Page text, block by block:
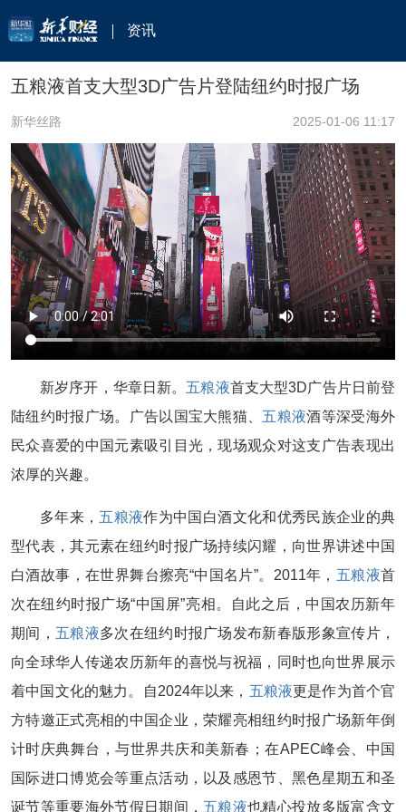
资讯
五粮液首支大型3D广告片登陆纽约时报广场
新华丝路 2025-01-06 11:17
新岁序开，华章日新。 五粮液首支大型3D广告片日前登
陆纽约时报广场。广告以国宝大熊猫、 五粮液酒等深受海外
民众喜爱的中国元素吸引目光，现场观众对这支广告表现出
浓厚的兴趣。
多年来， 五粮液作为中国白酒文化和优秀民族企业的典
型代表，其元素在纽约时报广场持续闪耀，向世界讲述中国
白酒故事，在世界舞台擦亮“中国名片”。2011年， 五粮液首
次在纽约时报广场“中国屏”亮相。自此之后，中国农历新年
期间， 五粮液多次在纽约时报广场发布新春版形象宣传片，
向全球华人传递农历新年的喜悦与祝福，同时也向世界展示
着中国文化的魅力。自2024年以来， 五粮液更是作为首个官
方特邀正式亮相的中国企业，荣耀亮相纽约时报广场新年倒
计时庆典舞台，与世界共庆和美新春；在APEC峰会、中国
国际进口博览会等重点活动，以及感恩节、黑色星期五和圣
诞节等重要海外节假日期间， 五粮液也精心投放多版富含文